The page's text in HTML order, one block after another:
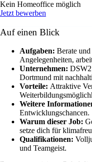
Kein Homeoffice möglich
Jetzt bewerben
Auf einen Blick
Aufgaben: Berate
Angelegenheiten,
Unternehmen:
Dortmund mit
Vorteile: Attraktive
Weitere
Entwicklungschancen.
Warum dieser Job:
setze dich für
Qualifikationen:
und Teamgeist.